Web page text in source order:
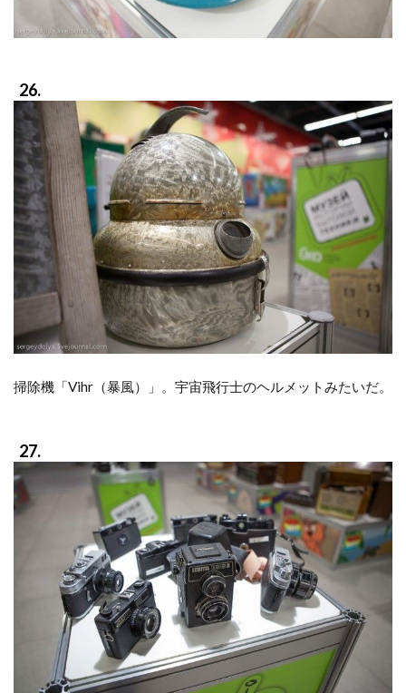
26.
掃除機「Vihr（暴風）」。宇宙飛行士のヘルメットみたいだ。
27.